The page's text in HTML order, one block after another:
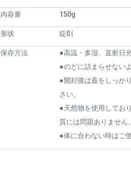
内容量 150g
形状 錠剤
保存方法
●高温・多湿、直射日
●のどに詰まらせない
●開封後は蓋をしっか
さい。
●天然物を使用してお
質には問題ありません。
●体に合わない時はご